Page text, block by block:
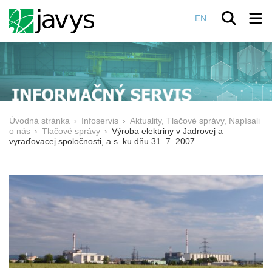
EN
Úvodná stránka › Infoservis › Aktuality, Tlačové správy, Napísali
o nás › Tlačové správy › Výroba elektriny v Jadrovej a
vyraďovacej spoločnosti, a.s. ku dňu 31. 7. 2007